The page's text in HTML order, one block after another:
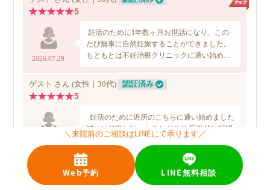
＼来院前のご相談はLINEにて承ります／
Web予約 LINE無料相談